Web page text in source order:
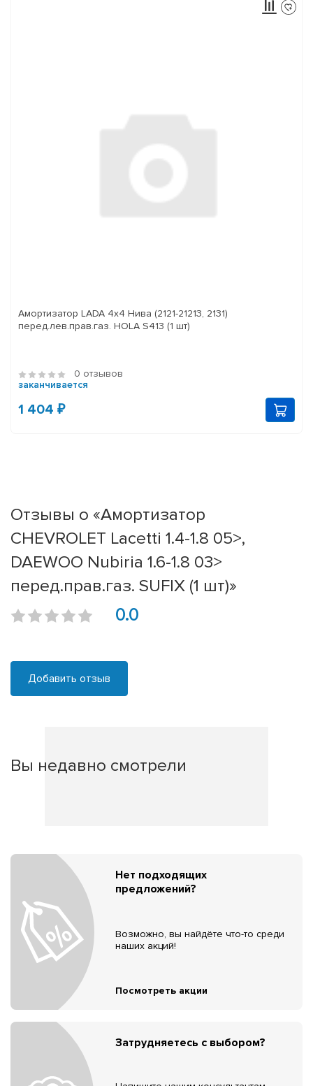
Амортизатор LADA 4x4 Нива (2121-21213, 2131)
перед.лев.прав.газ. HOLA S413 (1 шт)
0 отзывов
заканчивается
1 404 ₽
Отзывы о «Амортизатор
CHEVROLET Lacetti 1.4-1.8 05>,
DAEWOO Nubiria 1.6-1.8 03>
перед.прав.газ. SUFIX (1 шт)»
0.0
Добавить отзыв
Вы недавно смотрели
Нет подходящих
предложений?
Возможно, вы найдёте что-то среди
наших акций!
Посмотреть акции
Затрудняетесь с выбором?